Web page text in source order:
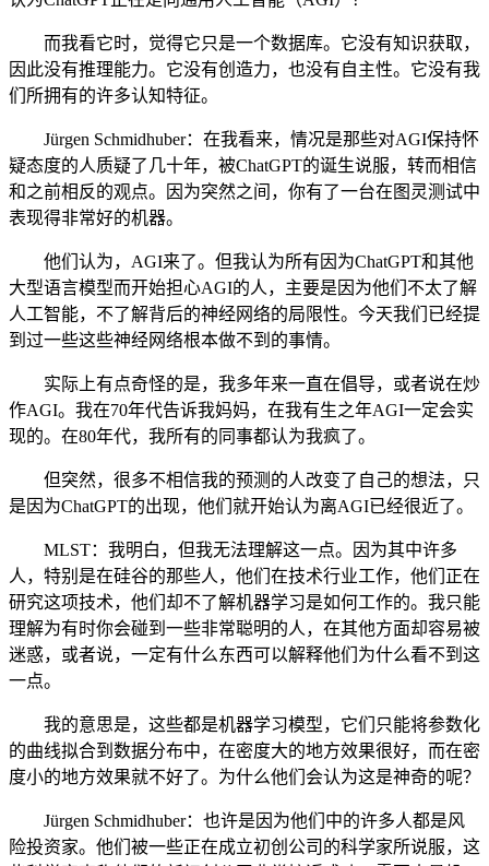
而我看它时，觉得它只是一个数据库。它没有知识获取，
因此没有推理能力。它没有创造力，也没有自主性。它没有我
们所拥有的许多认知特征。
Jürgen Schmidhuber：在我看来，情况是那些对AGI保持怀
疑态度的人质疑了几十年，被ChatGPT的诞生说服，转而相信
和之前相反的观点。因为突然之间，你有了一台在图灵测试中
表现得非常好的机器。
他们认为，AGI来了。但我认为所有因为ChatGPT和其他
大型语言模型而开始担心AGI的人，主要是因为他们不太了解
人工智能，不了解背后的神经网络的局限性。今天我们已经提
到过一些这些神经网络根本做不到的事情。
实际上有点奇怪的是，我多年来一直在倡导，或者说在炒
作AGI。我在70年代告诉我妈妈，在我有生之年AGI一定会实
现的。在80年代，我所有的同事都认为我疯了。
但突然，很多不相信我的预测的人改变了自己的想法，只
是因为ChatGPT的出现，他们就开始认为离AGI已经很近了。
MLST：我明白，但我无法理解这一点。因为其中许多
人，特别是在硅谷的那些人，他们在技术行业工作，他们正在
研究这项技术，他们却不了解机器学习是如何工作的。我只能
理解为有时你会碰到一些非常聪明的人，在其他方面却容易被
迷惑，或者说，一定有什么东西可以解释他们为什么看不到这
一点。
我的意思是，这些都是机器学习模型，它们只能将参数化
的曲线拟合到数据分布中，在密度大的地方效果很好，而在密
度小的地方效果就不好了。为什么他们会认为这是神奇的呢？
Jürgen Schmidhuber：也许是因为他们中的许多人都是风
险投资家。他们被一些正在成立初创公司的科学家所说服，这